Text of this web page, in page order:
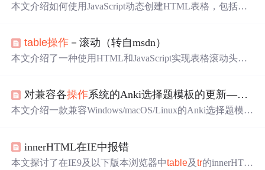
本文介绍如何使用JavaScript动态创建HTML表格，包括创
基本技巧。
table操作 －滚动（转自msdn）
本文介绍了一种使用HTML和JavaScript实现表格滚动头部
对兼容各操作系统的Anki选择题模板的更新——提供更方便的笔记修改功能
本文介绍一款兼容Windows/macOS/Linux的Anki选择题模板
持选区的DOM操作优化、复习界面编辑笔记导致成绩统计
异常的插件级修复方案、跨平台持久化存储支持（_ankiPer
innerHTML在IE中报错
本文探讨了在IE9及以下版本浏览器中table及tr的innerHTM